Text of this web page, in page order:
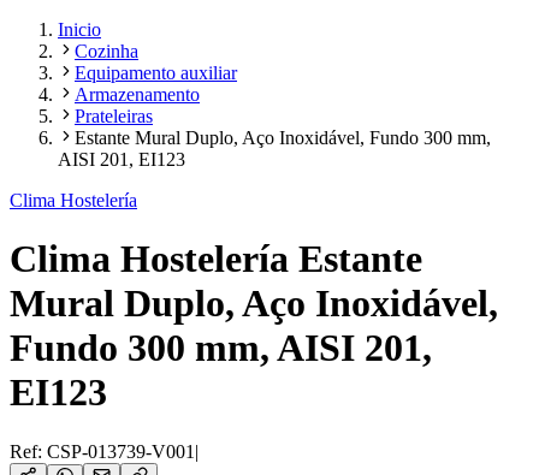
Inicio
Cozinha
Equipamento auxiliar
Armazenamento
Prateleiras
Estante Mural Duplo, Aço Inoxidável, Fundo 300 mm,
AISI 201, EI123
Clima Hostelería
Clima Hostelería Estante
Mural Duplo, Aço Inoxidável,
Fundo 300 mm, AISI 201,
EI123
Ref: CSP-013739-V001 |